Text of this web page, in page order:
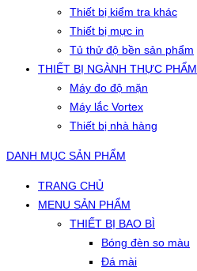
Thiết bị kiểm tra khác
Thiết bị mực in
Tủ thử độ bền sản phẩm
THIẾT BỊ NGÀNH THỰC PHẨM
Máy đo độ mặn
Máy lắc Vortex
Thiết bị nhà hàng
DANH MỤC SẢN PHẨM
TRANG CHỦ
MENU SẢN PHẨM
THIẾT BỊ BAO BÌ
Bóng đèn so màu
Đá mài